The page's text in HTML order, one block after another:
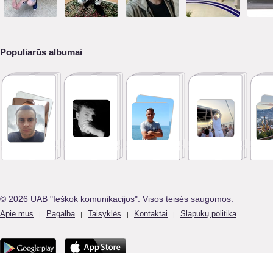
Populiarūs albumai
© 2026 UAB "Ieškok komunikacijos". Visos teisės saugomos.
Apie mus | Pagalba | Taisyklės | Kontaktai | Slapukų politika